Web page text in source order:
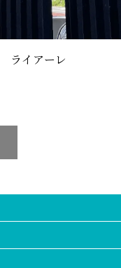
ライアーレ